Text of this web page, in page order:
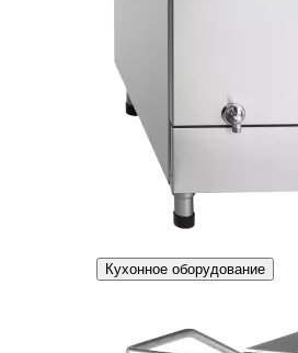
Кухонное оборудование